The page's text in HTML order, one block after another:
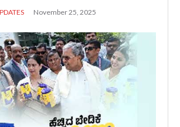
November 25, 2025